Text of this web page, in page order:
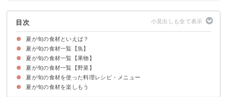
目次
夏が旬の食材といえば？
夏が旬の食材一覧【魚】
①アジ（5月~7月）
②アマダイ（8月~10月）
③うなぎ（養殖物7月、天然物は10～12月）
④うに（6月~8月）
⑤岩ガキ（7月~8月）
夏が旬の食材一覧【果物】
①スイカ（7月~9月）
②メロン（6月~8月）
③マンゴー（5月~10月）
④桃（6月~9月）
⑤パッションフルーツ（6月~8月）
夏が旬の食材一覧【野菜】
①きゅうり（6月~8月）
②なす（7月~9月）
③ズッキーニ（6月~9月）
④オクラ（6月~9月）
⑤とうもろこし（7月~8月）
夏が旬の食材を使った料理レシピ・メニュー
①オクラの梅おかか和え
②ナスとミョウガの味噌炒め
③アジと夏野菜の煮込み
④岩ガキのグラタン
⑤パッションフルーツの寒天ゼリー
夏が旬の食材を楽しもう